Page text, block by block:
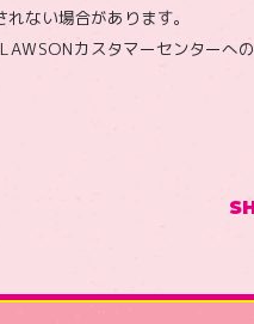
ない場合があります。
カスタマーセンターへ